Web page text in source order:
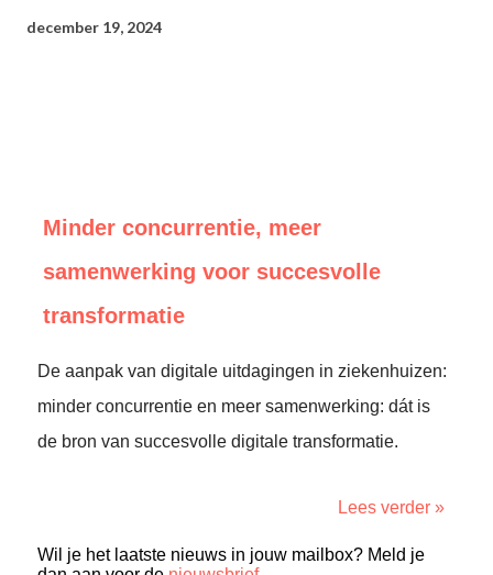
december 19, 2024
Minder concurrentie, meer
samenwerking voor succesvolle
transformatie
De aanpak van digitale uitdagingen in ziekenhuizen:
minder concurrentie en meer samenwerking: dát is
de bron van succesvolle digitale transformatie.
Lees verder »
Wil je het laatste nieuws in jouw mailbox? Meld je